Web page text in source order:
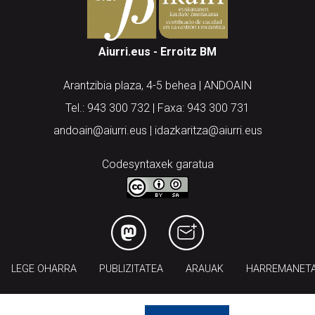
Aiurri.eus - Erroitz BM
Arantzibia plaza, 4-5 behea | ANDOAIN
Tel.: 943 300 732 | Faxa: 943 300 731
andoain@aiurri.eus | idazkaritza@aiurri.eus
Codesyntaxek garatua
LEGE OHARRA PUBLIZITATEA ARAUAK